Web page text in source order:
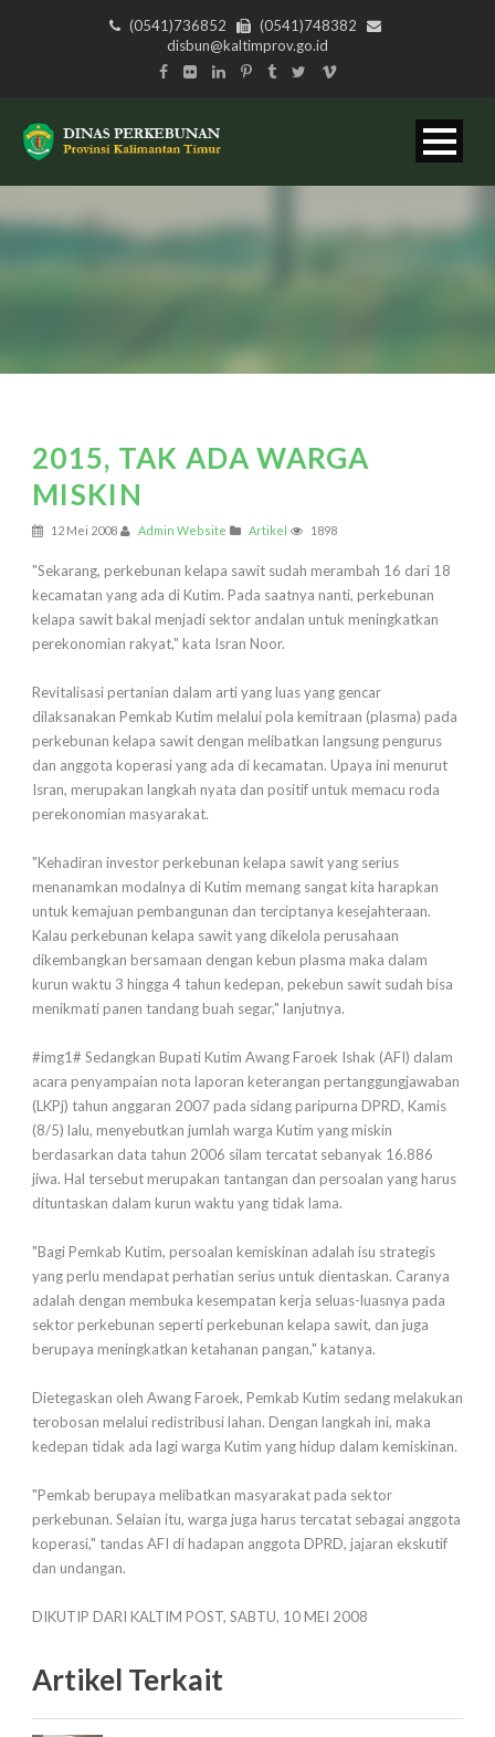
(0541)736852
(0541)748382
disbun@kaltimprov.go.id
2015, TAK ADA WARGA
MISKIN
12 Mei 2008 Admin Website Artikel 1898
"Sekarang, perkebunan kelapa sawit sudah merambah 16 dari 18
kecamatan yang ada di Kutim. Pada saatnya nanti, perkebunan
kelapa sawit bakal menjadi sektor andalan untuk meningkatkan
perekonomian rakyat," kata Isran Noor.
Revitalisasi pertanian dalam arti yang luas yang gencar
dilaksanakan Pemkab Kutim melalui pola kemitraan (plasma) pada
perkebunan kelapa sawit dengan melibatkan langsung pengurus
dan anggota koperasi yang ada di kecamatan. Upaya ini menurut
Isran, merupakan langkah nyata dan positif untuk memacu roda
perekonomian masyarakat.
"Kehadiran investor perkebunan kelapa sawit yang serius
menanamkan modalnya di Kutim memang sangat kita harapkan
untuk kemajuan pembangunan dan terciptanya kesejahteraan.
Kalau perkebunan kelapa sawit yang dikelola perusahaan
dikembangkan bersamaan dengan kebun plasma maka dalam
kurun waktu 3 hingga 4 tahun kedepan, pekebun sawit sudah bisa
menikmati panen tandang buah segar," lanjutnya.
#img1# Sedangkan Bupati Kutim Awang Faroek Ishak (AFI) dalam
acara penyampaian nota laporan keterangan pertanggungjawaban
(LKPj) tahun anggaran 2007 pada sidang paripurna DPRD, Kamis
(8/5) lalu, menyebutkan jumlah warga Kutim yang miskin
berdasarkan data tahun 2006 silam tercatat sebanyak 16.886
jiwa. Hal tersebut merupakan tantangan dan persoalan yang harus
dituntaskan dalam kurun waktu yang tidak lama.
"Bagi Pemkab Kutim, persoalan kemiskinan adalah isu strategis
yang perlu mendapat perhatian serius untuk dientaskan. Caranya
adalah dengan membuka kesempatan kerja seluas-luasnya pada
sektor perkebunan seperti perkebunan kelapa sawit, dan juga
berupaya meningkatkan ketahanan pangan," katanya.
Dietegaskan oleh Awang Faroek, Pemkab Kutim sedang melakukan
terobosan melalui redistribusi lahan. Dengan langkah ini, maka
kedepan tidak ada lagi warga Kutim yang hidup dalam kemiskinan.
"Pemkab berupaya melibatkan masyarakat pada sektor
perkebunan. Selaian itu, warga juga harus tercatat sebagai anggota
koperasi," tandas AFI di hadapan anggota DPRD, jajaran ekskutif
dan undangan.
DIKUTIP DARI KALTIM POST, SABTU, 10 MEI 2008
Artikel Terkait